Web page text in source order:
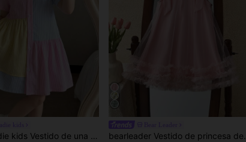
SHEIN Elladie kids Vestido de una línea de manga corta con cuello elegante y bloques de color a rayas multicolores para niña joven para el verano